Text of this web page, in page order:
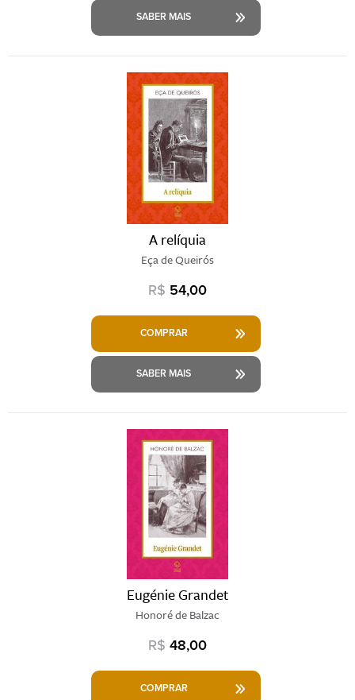
SABER MAIS
A relíquia
Eça de Queirós
R$ 54,00
COMPRAR
SABER MAIS
Eugénie Grandet
Honoré de Balzac
R$ 48,00
COMPRAR